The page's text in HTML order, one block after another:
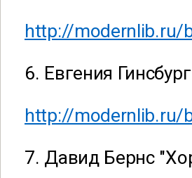
http://modernlib.ru/
6. Евгения
http://modernlib.ru/
7. Давид Бернс